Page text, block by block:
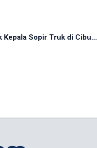
Kepala Sopir Truk di Cibu...